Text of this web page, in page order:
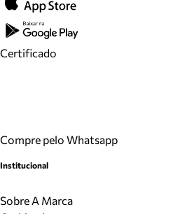
Certificado
Compre pelo Whatsapp
Institucional
Sobre A Marca